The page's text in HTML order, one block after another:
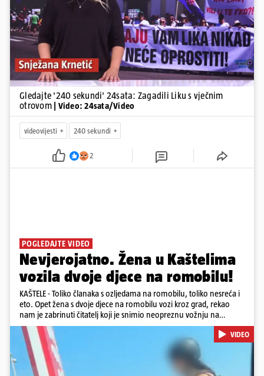
Pokretanje videa...
Gledajte '240 sekundi' 24sata: Zagadili Liku s vječnim
otrovom
| Video: 24sata/Video
videovijesti 240 sekundi
2
POGLEDAJTE VIDEO
Nevjerojatno. Žena u Kaštelima
vozila dvoje djece na romobilu!
KAŠTELE - Toliko članaka s ozljedama na romobilu, toliko nesreća i
eto. Opet žena s dvoje djece na romobilu vozi kroz grad, rekao
nam je zabrinuti čitatelj koji je snimio neopreznu vožnju na
romobilu u četvrtak prijepodne kroz Kaštele. Podsjetimo, mjesec i
pol od smrti dječaka (14) u Metkoviću, pad s električnog romobila
odnio je još jedan mladi život. Unatoč naporima liječnika KBC-a
Zagreb, u ponedjeljak maloljetnik je podlegao ozljedama
zadobivenima u padu s romobila.
VIDEO